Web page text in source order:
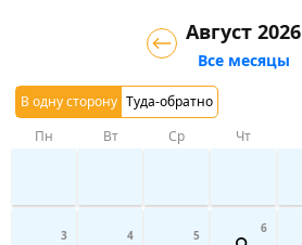
В одну сторону Туда-обратно
Август 2026
Все месяцы
Пн Вт Ср Чт
3 4 5 6